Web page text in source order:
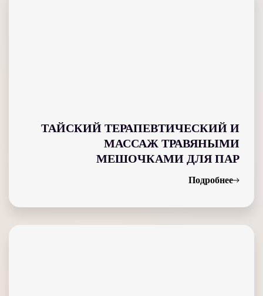
ТАЙСКИЙ ТЕРАПЕВТИЧЕСКИЙ И
МАССАЖ ТРАВЯНЫМИ
МЕШОЧКАМИ ДЛЯ ПАР
Подробнее